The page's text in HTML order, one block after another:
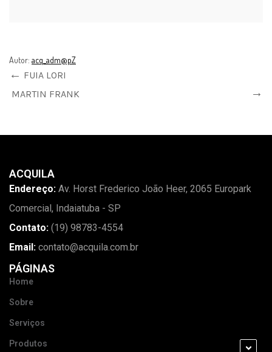
Autor: acq_adm@pZ
FUIA LORI
MARTIN FRANK
ACQUILA
Endereço: Av. Horst Frederico João Heer, 2065 Europark
Comercial, Indaiatuba - SP
Contato: (19) 98783-4554
Email: contato@acquila.com.br
PÁGINAS
Home
Sobre
Serviços
Produtos